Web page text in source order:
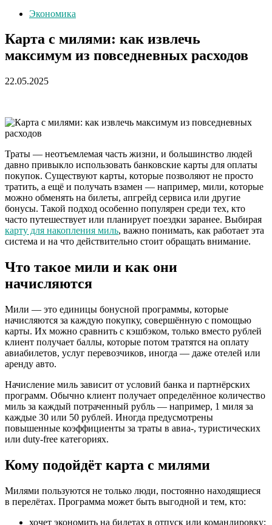
Экономика
Карта с милями: как извлечь
максимум из повседневных расходов
22.05.2025
Траты — неотъемлемая часть жизни, и большинство людей
давно привыкло использовать банковские карты для оплаты
покупок. Существуют карты, которые позволяют не просто
тратить, а ещё и получать взамен — например, мили, которые
можно обменять на билеты, апгрейд сервиса или другие
бонусы. Такой подход особенно популярен среди тех, кто
часто путешествует или планирует поездки заранее. Выбирая
карту для накопления миль, важно понимать, как работает эта
система и на что действительно стоит обращать внимание.
Что такое мили и как они
начисляются
Мили — это единицы бонусной программы, которые
начисляются за каждую покупку, совершённую с помощью
карты. Их можно сравнить с кэшбэком, только вместо рублей
клиент получает баллы, которые потом тратятся на оплату
авиабилетов, услуг перевозчиков, иногда — даже отелей или
аренду авто.
Начисление миль зависит от условий банка и партнёрских
программ. Обычно клиент получает определённое количество
миль за каждый потраченный рубль — например, 1 миля за
каждые 30 или 50 рублей. Иногда предусмотрены
повышенные коэффициенты за траты в авиа-, туристических
или duty-free категориях.
Кому подойдёт карта с милями
Милями пользуются не только люди, постоянно находящиеся
в перелётах. Программа может быть выгодной и тем, кто:
хочет экономить на билетах в отпуск или командировку;